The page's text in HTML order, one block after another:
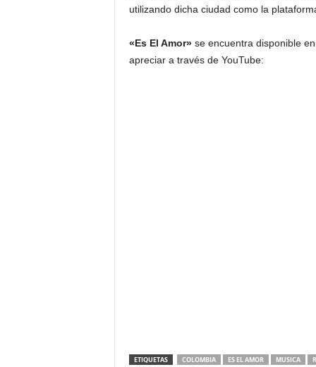
utilizando dicha ciudad como la
«Es El Amor»se encuentra disponible
apreciar a través de YouTube:
ETIQUETAS COLOMBIA ES EL AMOR MUSICA